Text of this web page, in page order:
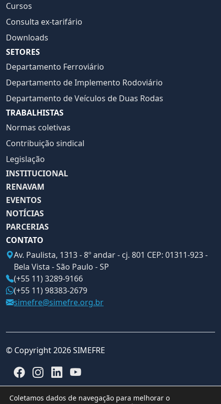
Cursos
Consulta ex-tarifário
Downloads
SETORES
Departamento Ferroviário
Departamento de Implemento Rodoviário
Departamento de Veículos de Duas Rodas
TRABALHISTAS
Normas coletivas
Contribuição sindical
Legislação
INSTITUCIONAL
RENAVAM
EVENTOS
NOTÍCIAS
PARCERIAS
CONTATO
Av. Paulista, 1313 - 8º andar - cj. 801 CEP: 01311-923 -
Bela Vista - São Paulo - SP
(+55 11) 3289-9166
(+55 11) 98383-2679
simefre@simefre.org.br
© Copyright 2026 SIMEFRE
Coletamos dados de navegação para melhorar o